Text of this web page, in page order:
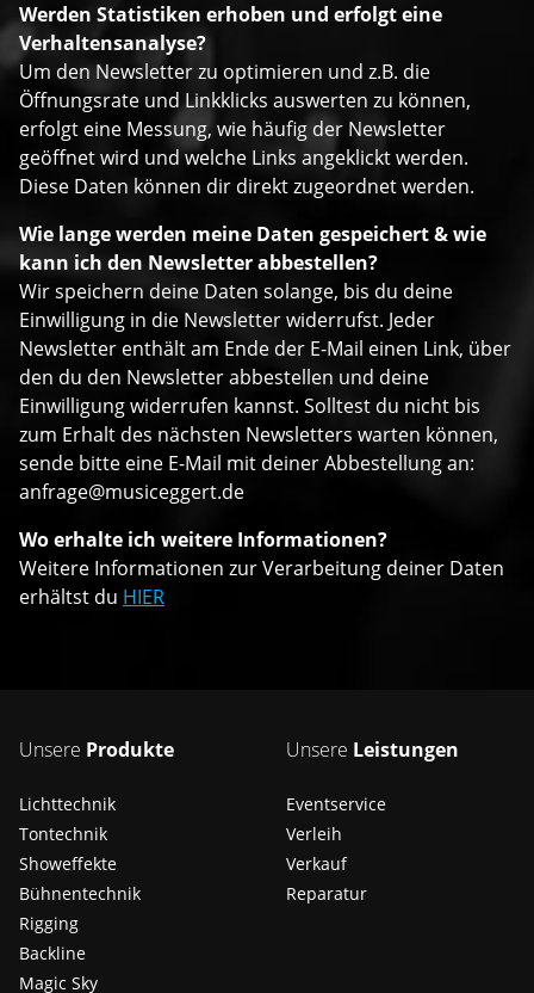
Werden Statistiken erhoben und erfolgt eine
Verhaltensanalyse?
Um den Newsletter zu optimieren und z.B. die
Öffnungsrate und Linkklicks auswerten zu können,
erfolgt eine Messung, wie häufig der Newsletter
geöffnet wird und welche Links angeklickt werden.
Diese Daten können dir direkt zugeordnet werden.
Wie lange werden meine Daten gespeichert & wie
kann ich den Newsletter abbestellen?
Wir speichern deine Daten solange, bis du deine
Einwilligung in die Newsletter widerrufst. Jeder
Newsletter enthält am Ende der E-Mail einen Link, über
den du den Newsletter abbestellen und deine
Einwilligung widerrufen kannst. Solltest du nicht bis
zum Erhalt des nächsten Newsletters warten können,
sende bitte eine E-Mail mit deiner Abbestellung an:
anfrage@musiceggert.de
Wo erhalte ich weitere Informationen?
Weitere Informationen zur Verarbeitung deiner Daten
erhältst du HIER
Unsere Produkte
Lichttechnik
Tontechnik
Showeffekte
Bühnentechnik
Rigging
Backline
Magic Sky
Unsere Leistungen
Eventservice
Verleih
Verkauf
Reparatur